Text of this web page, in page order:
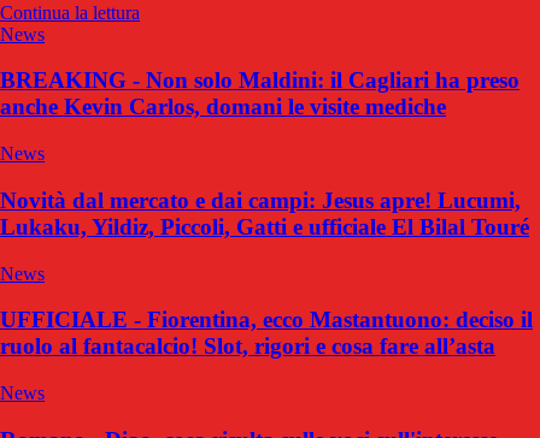
Continua la lettura
News
BREAKING - Non solo Maldini: il Cagliari ha preso
anche Kevin Carlos, domani le visite mediche
News
Novità dal mercato e dai campi: Jesus apre! Lucumi,
Lukaku, Yildiz, Piccoli, Gatti e ufficiale El Bilal Touré
News
UFFICIALE - Fiorentina, ecco Mastantuono: deciso il
ruolo al fantacalcio! Slot, rigori e cosa fare all’asta
News